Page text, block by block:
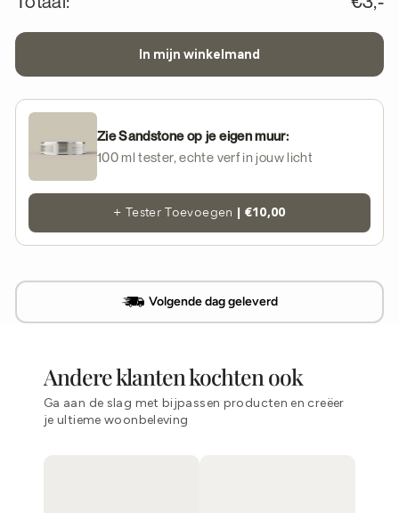
1
artikel
1
In mijn winkelmand
Zie Sandstone op je eigen muur:
100 ml tester, echte verf in jouw licht
+ Tester Toevoegen | €10,00
Volgende dag geleverd
Andere klanten kochten ook
Ga aan de slag met bijpassen producten en creëer
je ultieme woonbeleving